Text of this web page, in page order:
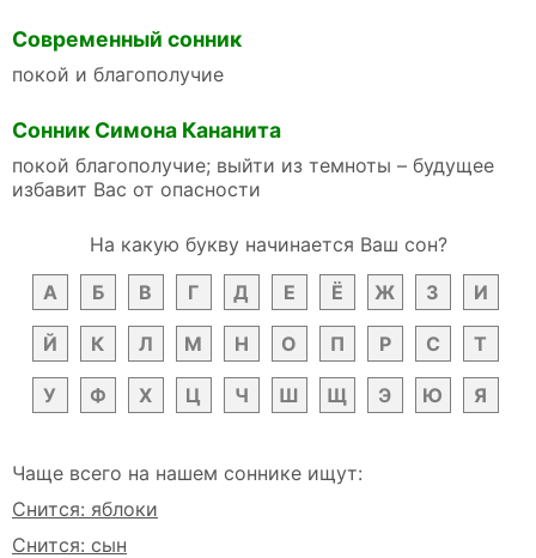
Современный сонник
покой и благополучие
Сонник Симона Кананита
покой благополучие; выйти из темноты – будущее
избавит Вас от опасности
На какую букву начинается Ваш сон?
А
Б В Г Д Е Ё Ж З И
Й К Л М Н О П Р С Т
У Ф Х Ц Ч Ш Щ Э Ю Я
Чаще всего на нашем соннике ищут:
Снится: яблоки
Снится: сын